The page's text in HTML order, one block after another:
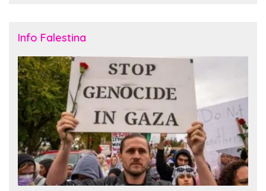
Info Falestina